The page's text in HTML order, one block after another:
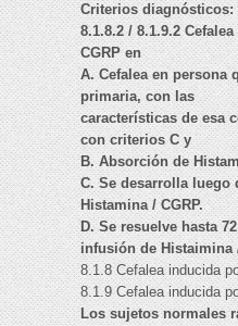
Criterios diagnósticos:
8.1.8.2 / 8.1.9.2
CGRP en
A. Cefalea en persona
primaria, con las
características de esa
con criterios C y
B. Absorción de
C. Se desarrolla luego
Histamina / CGRP.
D. Se resuelve hasta
infusión de Histaimina
8.1.8 Cefalea inducida
8.1.9 Cefalea inducida
Los sujetos normales